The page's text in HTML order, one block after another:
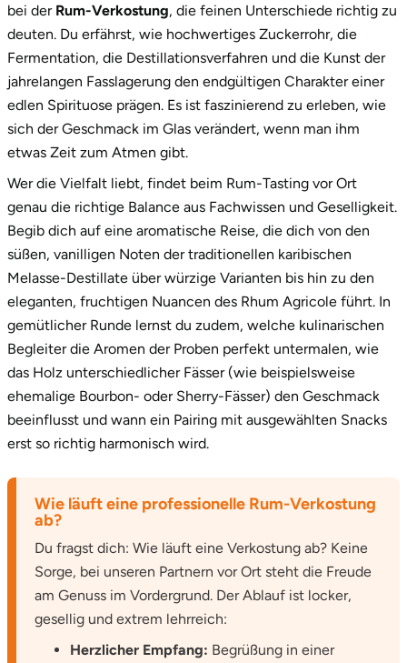
bei der Rum-Verkostung, die feinen Unterschiede richtig zu
deuten. Du erfährst, wie hochwertiges Zuckerrohr, die
Fermentation, die Destillationsverfahren und die Kunst der
jahrelangen Fasslagerung den endgültigen Charakter einer
edlen Spirituose prägen. Es ist faszinierend zu erleben, wie
sich der Geschmack im Glas verändert, wenn man ihm
etwas Zeit zum Atmen gibt.
Wer die Vielfalt liebt, findet beim Rum-Tasting vor Ort
genau die richtige Balance aus Fachwissen und Geselligkeit.
Begib dich auf eine aromatische Reise, die dich von den
süßen, vanilligen Noten der traditionellen karibischen
Melasse-Destillate über würzige Varianten bis hin zu den
eleganten, fruchtigen Nuancen des Rhum Agricole führt. In
gemütlicher Runde lernst du zudem, welche kulinarischen
Begleiter die Aromen der Proben perfekt untermalen, wie
das Holz unterschiedlicher Fässer (wie beispielsweise
ehemalige Bourbon- oder Sherry-Fässer) den Geschmack
beeinflusst und wann ein Pairing mit ausgewählten Snacks
erst so richtig harmonisch wird.
Wie läuft eine professionelle Rum-Verkostung
ab?
Du fragst dich: Wie läuft eine Verkostung ab? Keine
Sorge, bei unseren Partnern vor Ort steht die Freude
am Genuss im Vordergrund. Der Ablauf ist locker,
gesellig und extrem lehrreich:
Herzlicher Empfang: Begrüßung in einer
Steinburg
Stendal
Stettiner Haff
Stormarn
Straubing
Stuttgart
Sulz am Neckar
Tannheimer Tal
Tegernsee
Teltow-Fläming
Uckermark
Uelzen
Ulm